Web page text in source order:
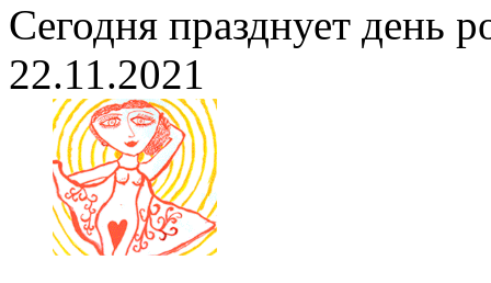
Сегодня празднует день
22.11.2021